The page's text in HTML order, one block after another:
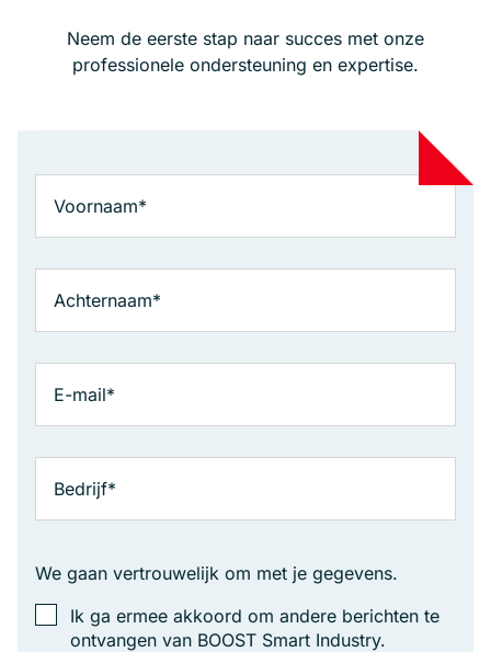
Neem de eerste stap naar succes met onze
professionele ondersteuning en expertise.
We gaan vertrouwelijk om met je gegevens.
Ik ga ermee akkoord om andere berichten te
ontvangen van BOOST Smart Industry.